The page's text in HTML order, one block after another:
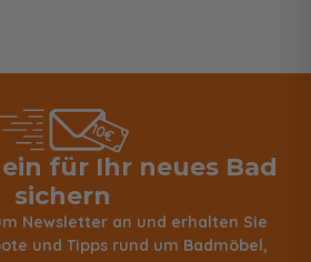
für Ihr neues Bad
sichern
Newsletter an und erhalten Sie
und Tipps rund um Badmöbel,